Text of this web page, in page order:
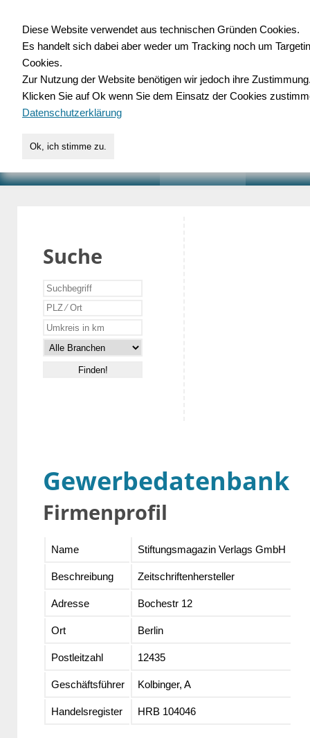
für Handwerk,
Suche
Gewerbedatenbank
Firmenprofil
Name Stiftungsmagazin Verlags GmbH
Beschreibung Zeitschriftenhersteller
Adresse Bochestr 12
Ort Berlin
Postleitzahl 12435
Geschäftsführer Kolbinger, A
Handelsregister HRB 104046
Diese Website verwendet aus technischen Gründen Cookies.
Es handelt sich dabei aber weder um Tracking noch um
Cookies.
Zur Nutzung der Website benötigen wir jedoch ihre
Klicken Sie auf Ok wenn Sie dem Einsatz der Cookies
Datenschutzerklärung
Ok, ich stimme zu.